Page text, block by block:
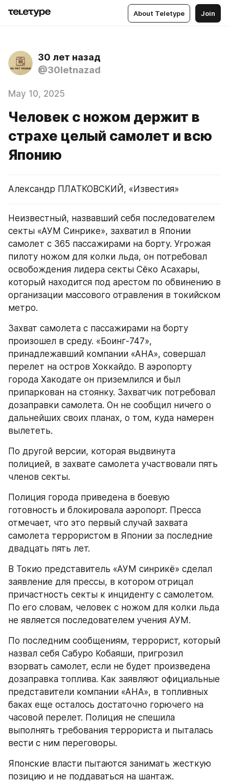
About Teletype Join
30 лет назад
@30letnazad
May 10, 2025
Человек с ножом держит в
страхе целый самолет и всю
Японию
Александр ПЛАТКОВСКИЙ, «Известия»
Неизвестный, назвавший себя последователем
секты «АУМ Синрике», захватил в Японии
самолет с 365 пассажирами на борту. Угрожая
пилоту ножом для колки льда, он потребовал
освобождения лидера секты Сёко Асахары,
который находится под арестом по обвинению в
организации массового отравления в токийском
метро.
Захват самолета с пассажирами на борту
произошел в среду. «Боинг-747»,
принадлежавший компании «АНА», совершал
перелет на остров Хоккайдо. В аэропорту
города Хакодате он приземлился и был
припаркован на стоянку. Захватчик потребовал
дозаправки самолета. Он не сообщил ничего о
дальнейших своих планах, о том, куда намерен
вылететь.
По другой версии, которая выдвинута
полицией, в захвате самолета участвовали пять
членов секты.
Полиция города приведена в боевую
готовность и блокировала аэропорт. Пресса
отмечает, что это первый случай захвата
самолета террористом в Японии за последние
двадцать пять лет.
В Токио представитель «АУМ синрикё» сделал
заявление для прессы, в котором отрицал
причастность секты к инциденту с самолетом.
По его словам, человек с ножом для колки льда
не является последователем учения АУМ.
По последним сообщениям, террорист, который
назвал себя Сабуро Кобаяши, пригрозил
взорвать самолет, если не будет произведена
дозаправка топлива. Как заявляют официальные
представители компании «АНА», в топливных
баках еще осталось достаточно горючего на
часовой перелет. Полиция не спешила
выполнять требования террориста и пыталась
вести с ним переговоры.
Японские власти пытаются занимать жесткую
позицию и не поддаваться на шантаж.